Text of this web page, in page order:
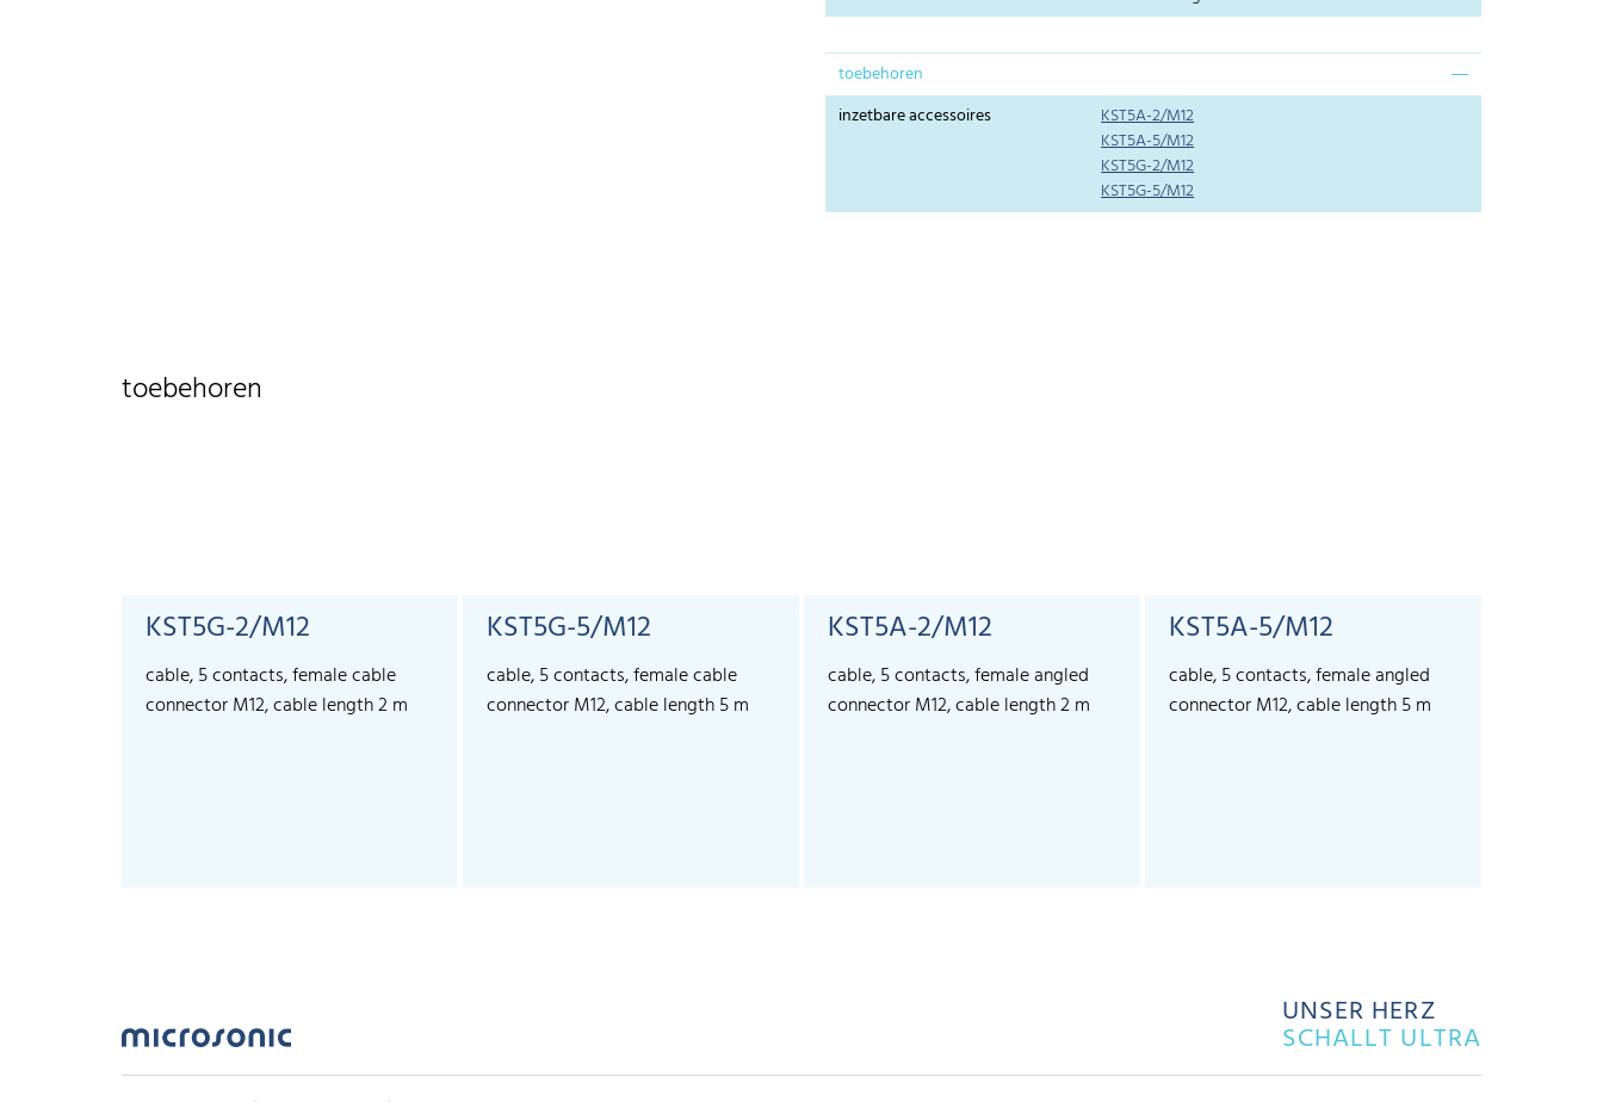
toebehoren
inzetbare accessoires
KST5A-2/M12
KST5A-5/M12
KST5G-2/M12
KST5G-5/M12
toebehoren
KST5G-2/M12
cable, 5 contacts, female cable
connector M12, cable length 2 m
KST5G-5/M12
cable, 5 contacts, female cable
connector M12, cable length 5 m
KST5A-2/M12
cable, 5 contacts, female angled
connector M12, cable length 2 m
KST5A-5/M12
cable, 5 contacts, female angled
connector M12, cable length 5 m
UNSER HERZ
SCHALLT ULTRA